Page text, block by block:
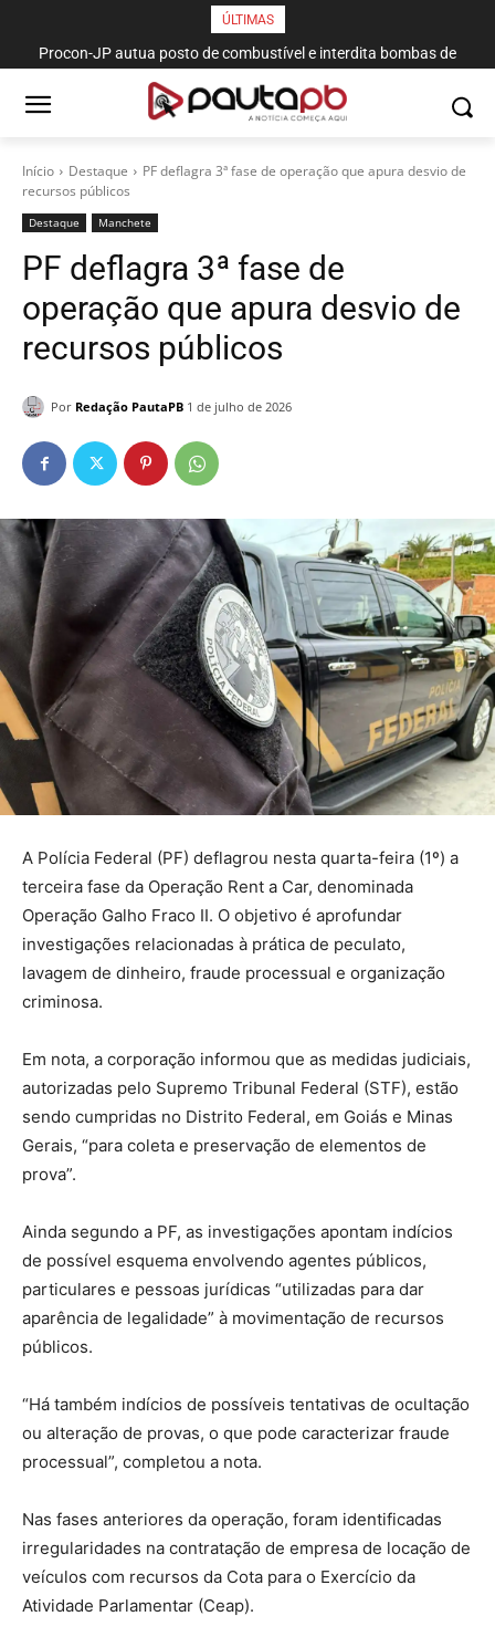
ÚLTIMAS
Procon-JP autua posto de combustível e interdita bombas de
gasolina no bairro da Torre
Início Destaque
PF deflagra 3ª fase de operação que apura desvio de
recursos públicos
Destaque Manchete
PF deflagra 3ª fase de
operação que apura desvio de
recursos públicos
Por Redação PautaPB 1 de julho de 2026
A Polícia Federal (PF) deflagrou nesta quarta-feira (1º) a
terceira fase da Operação Rent a Car, denominada
Operação Galho Fraco II. O objetivo é aprofundar
investigações relacionadas à prática de peculato,
lavagem de dinheiro, fraude processual e organização
criminosa.
Em nota, a corporação informou que as medidas judiciais,
autorizadas pelo Supremo Tribunal Federal (STF), estão
sendo cumpridas no Distrito Federal, em Goiás e Minas
Gerais, “para coleta e preservação de elementos de
prova”.
Ainda segundo a PF, as investigações apontam indícios
de possível esquema envolvendo agentes públicos,
particulares e pessoas jurídicas “utilizadas para dar
aparência de legalidade” à movimentação de recursos
públicos.
“Há também indícios de possíveis tentativas de ocultação
ou alteração de provas, o que pode caracterizar fraude
processual”, completou a nota.
Nas fases anteriores da operação, foram identificadas
irregularidades na contratação de empresa de locação de
veículos com recursos da Cota para o Exercício da
Atividade Parlamentar (Ceap).